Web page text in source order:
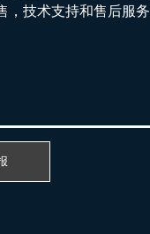
，技术支持和售后服务